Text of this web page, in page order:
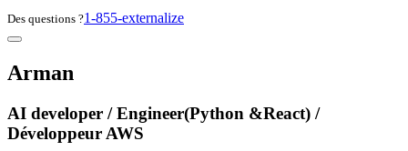
Des questions ?1-855-externalize
Arman
AI developer / Engineer(Python &React) /
Développeur AWS